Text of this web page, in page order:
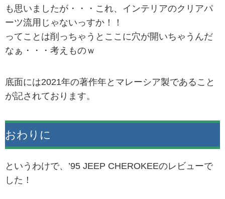
も思いましたが・・・これ、インテリアのクリアパ
ーツ流用じゃないっすか！！
ってことは削っちゃうとここに穴が開いちゃうんだ
なぁ・・・考えものｗ
底面には2021年の著作年とマレーシア製であること
が記されております。
おわりに
というわけで、’95 JEEP CHEROKEEのレビューで
した！